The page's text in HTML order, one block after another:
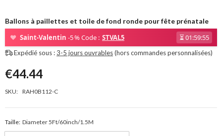
Ballons à paillettes et toile de fond ronde pour fête prénatale
❤ Saint-Valentin -5 % Code : STVAL5 ⏳01:59:55
Expédié sous :3-5 jours ouvrables(hors commandes personnalisées)
€44.44
SKU: RAH0B112-C
Taille: Diameter 5Ft/60inch/1.5M